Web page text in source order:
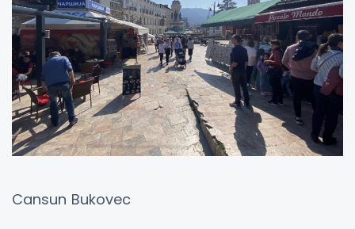
Cansun Bukovec